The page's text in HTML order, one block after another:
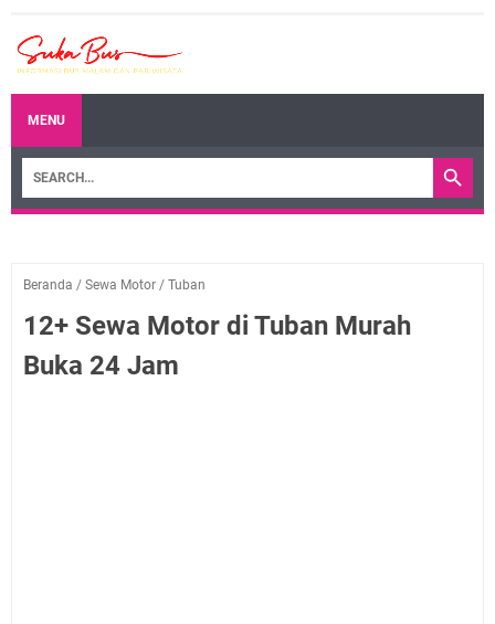
MENU
Beranda / Sewa Motor / Tuban
12+ Sewa Motor di Tuban Murah
Buka 24 Jam